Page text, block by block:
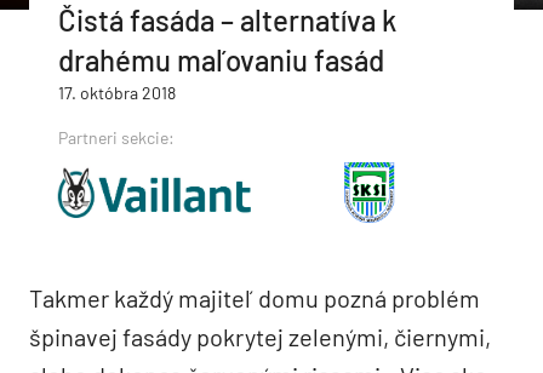
Čistá fasáda – alternatíva k
drahému maľovaniu fasád
17. októbra 2018
Partneri sekcie:
Takmer každý majiteľ domu pozná problém
špinavej fasády pokrytej zelenými, čiernymi,